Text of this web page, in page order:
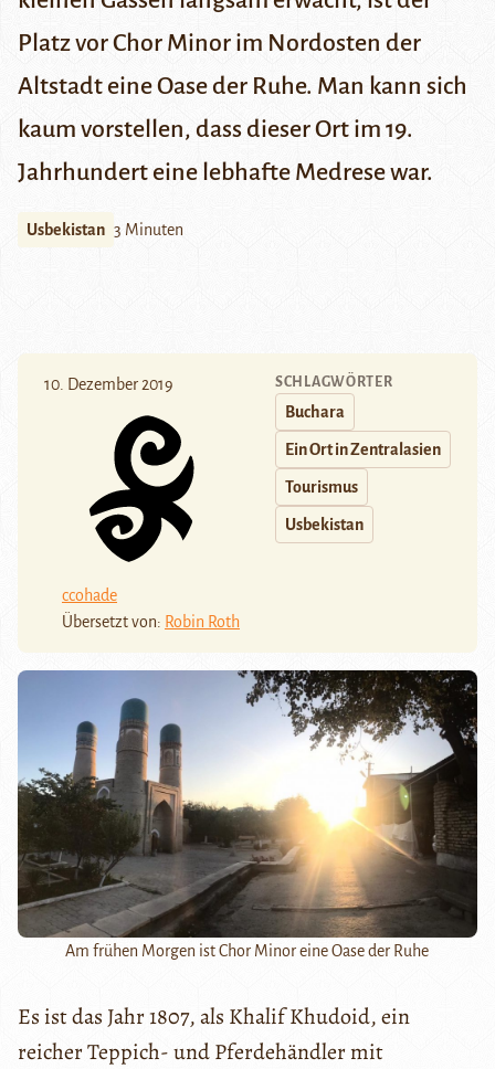
Platz vor Chor Minor im Nordosten der
Altstadt eine Oase der Ruhe. Man kann sich
kaum vorstellen, dass dieser Ort im 19.
Jahrhundert eine lebhafte Medrese war.
Usbekistan 3 Minuten
10. Dezember 2019
ccohade
Übersetzt von: Robin Roth
SCHLAGWÖRTER
Buchara
Ein Ort in Zentralasien
Tourismus
Usbekistan
Am frühen Morgen ist Chor Minor eine Oase der Ruhe
Es ist das Jahr 1807, als Khalif Khudoid, ein
reicher Teppich- und Pferdehändler mit